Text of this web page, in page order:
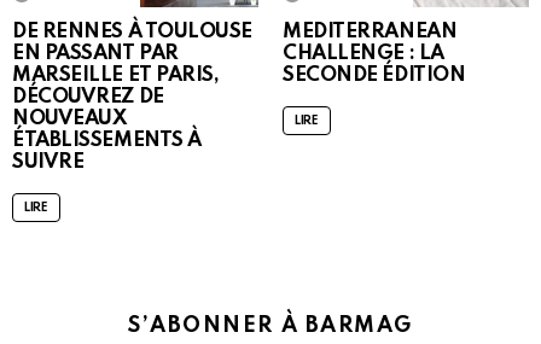
DE RENNES À TOULOUSE
EN PASSANT PAR
MARSEILLE ET PARIS,
DÉCOUVREZ DE
NOUVEAUX
ÉTABLISSEMENTS À
SUIVRE
LIRE
MEDITERRANEAN
CHALLENGE : LA
SECONDE ÉDITION
LIRE
S’ABONNER À BARMAG